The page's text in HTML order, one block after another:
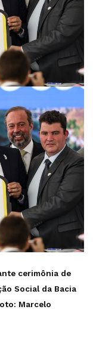
cerimônia de
Social da Bacia
Marcelo